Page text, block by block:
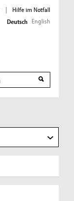
|
Hilfe im Notfall
Deutsch English